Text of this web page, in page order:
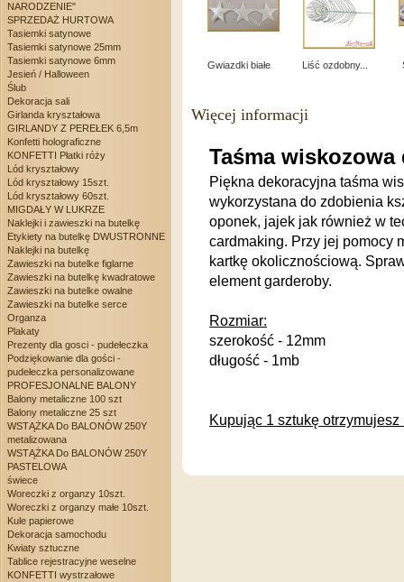
NARODZENIE"
SPRZEDAŻ HURTOWA
Tasiemki satynowe
Tasiemki satynowe 25mm
Tasiemki satynowe 6mm
Jesień / Halloween
Ślub
Dekoracja sali
Girlanda kryształowa
GIRLANDY Z PEREŁEK 6,5m
Konfetti holograficzne
KONFETTI Płatki róży
Lód kryształowy
Lód kryształowy 15szt.
Lód kryształowy 60szt.
MIGDAŁY W LUKRZE
Naklejki i zawieszki na butelkę
Etykiety na butelkę DWUSTRONNE
Naklejki na butelkę
Zawieszki na butelke figlarne
Zawieszki na butelkę kwadratowe
Zawieszki na butelke owalne
Zawieszki na butelke serce
Organza
Plakaty
Prezenty dla gosci - pudełeczka
Podziękowanie dla gości -
pudełeczka personalizowane
PROFESJONALNE BALONY
Balony metaliczne 100 szt
Balony metaliczne 25 szt
WSTĄŻKA Do BALONÓW 250Y
metalizowana
WSTĄŻKA Do BALONÓW 250Y
PASTELOWA
świece
Woreczki z organzy 10szt.
Woreczki z organzy małe 10szt.
Kule papierowe
Dekoracja samochodu
Kwiaty sztuczne
Tablice rejestracyjne weselne
KONFETTI wystrzałowe
Gwiazdki białe Liść ozdobny...
Więcej informacji
Taśma wiskozowa
Piękna dekoracyjna taśma
wykorzystana do zdobienia
oponek, jajek jak również w
cardmaking. Przy jej pomocy
kartkę okolicznościową.
element garderoby.
Rozmiar:
szerokość - 12mm
długość - 1mb
Kupując 1 sztukę otrzymujesz